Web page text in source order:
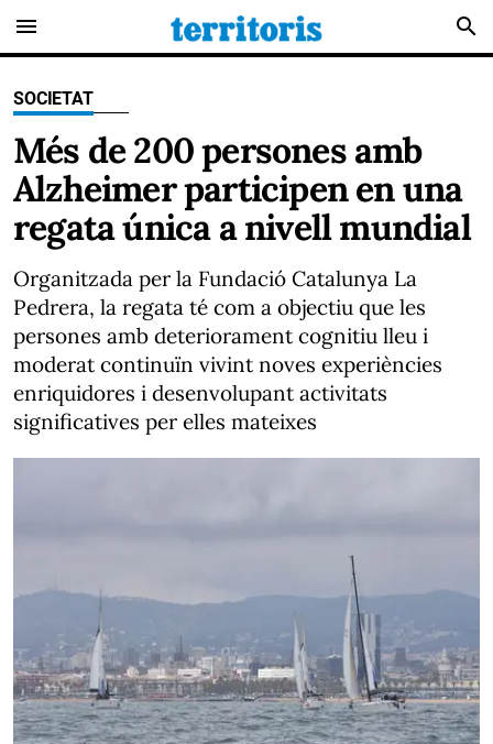
menu search
SOCIETAT
Més de 200 persones amb
Alzheimer participen en una
regata única a nivell mundial
Organitzada per la Fundació Catalunya La
Pedrera, la regata té com a objectiu que les
persones amb deteriorament cognitiu lleu i
moderat continuïn vivint noves experiències
enriquidores i desenvolupant activitats
significatives per elles mateixes